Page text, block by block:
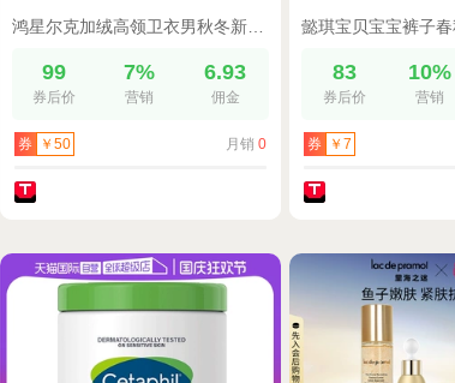
鸿星尔克加绒高领卫衣男秋冬新款男士半开襟立领户外抓绒运动上衣
99
券后价
7%
营销
6.93
佣金
券 ￥50 月销 0
83
券后价
10%
营销
券 ￥7